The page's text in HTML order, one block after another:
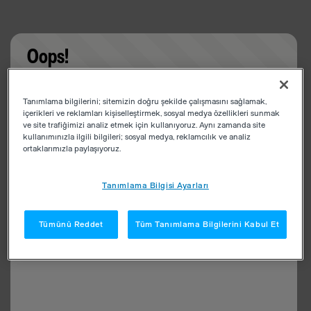
Oops!
app
Tanımlama bilgilerini; sitemizin doğru şekilde çalışmasını sağlamak,
içerikleri ve reklamları kişiselleştirmek, sosyal medya özellikleri sunmak
ve site trafiğimizi analiz etmek için kullanıyoruz. Aynı zamanda site
kullanımınızla ilgili bilgileri; sosyal medya, reklamcılık ve analiz
ortaklarımızla paylaşıyoruz.
Tanımlama Bilgisi Ayarları
Tümünü Reddet Tüm Tanımlama Bilgilerini Kabul Et